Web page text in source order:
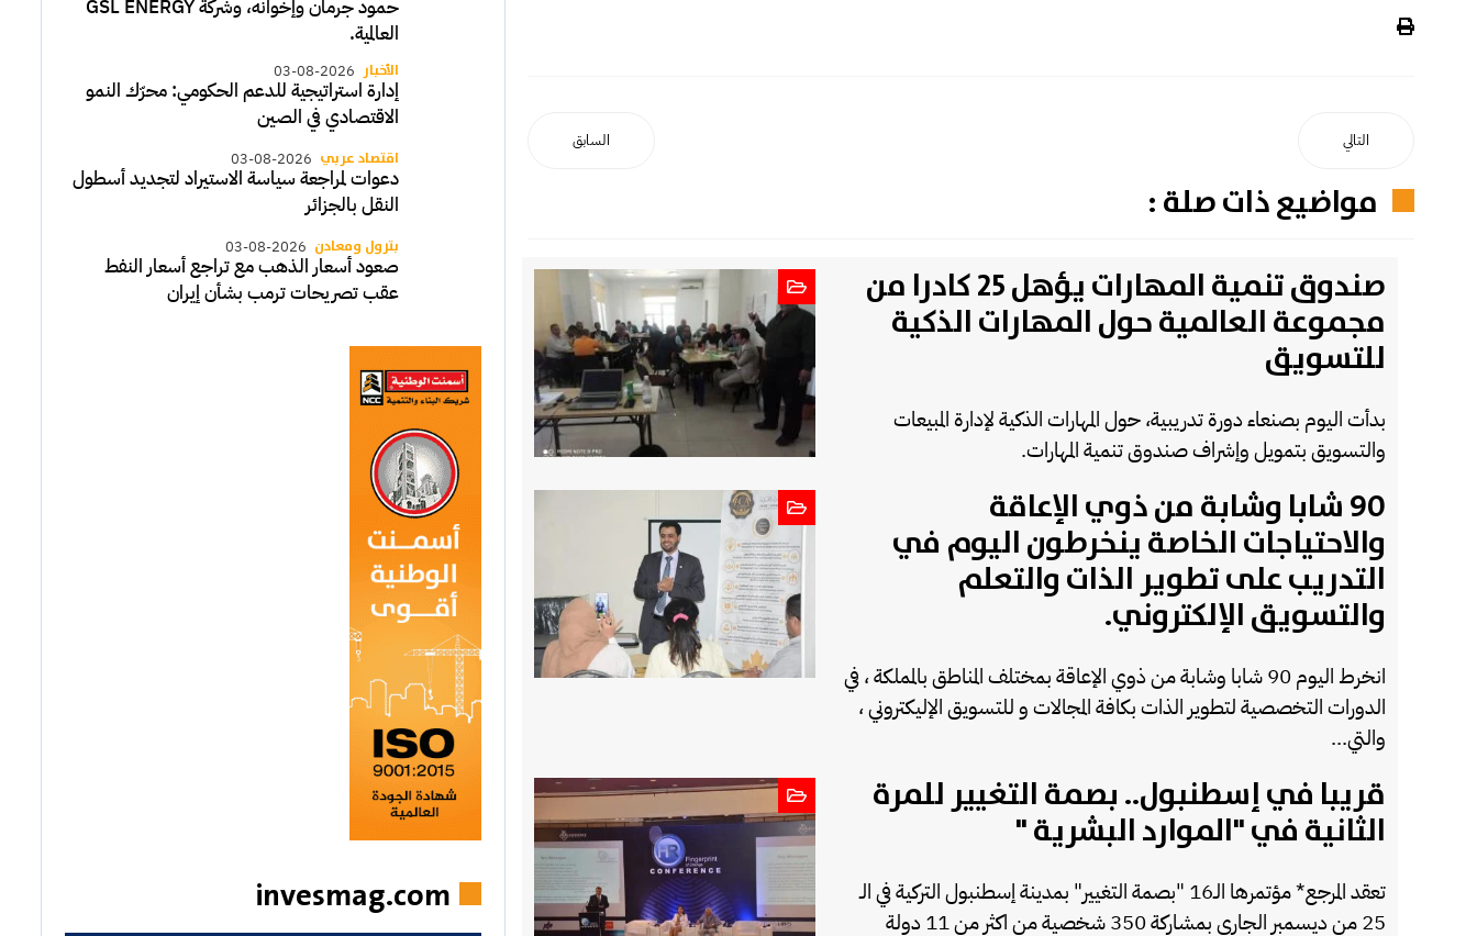
السابق التالي
مواضيع ذات صلة :
صندوق تنمية المهارات يؤهل 25 كادرا من
مجموعة العالمية حول المهارات الذكية
للتسويق
بدأت اليوم بصنعاء دورة تدريبية، حول المهارات الذكية لإدارة المبيعات
والتسويق بتمويل وإشراف صندوق تنمية المهارات.
90 شابا وشابة من ذوي الإعاقة
والاحتياجات الخاصة ينخرطون اليوم في
التدريب على تطوير الذات والتعلم
والتسويق الإلكتروني.
انخرط اليوم 90 شابا وشابة من ذوي الإعاقة بمختلف المناطق بالمملكة ، في
الدورات التخصصية لتطوير الذات بكافة المجالات و للتسويق الإليكتروني ،
والتي...
قريبا في إسطنبول.. بصمة التغيير للمرة
الثانية في "الموارد البشرية "
تعقد المرجع* مؤتمرها الـ16 "بصمة التغيير" بمدينة إسطنبول التركية في الـ
25 من ديسمبر الجاري بمشاركة 350 شخصية من اكثر من 11 دولة
حمود جرمان وإخوانه، وشركة GSL ENERGY
العالمية.
الأخبار 03-08-2026
إدارة استراتيجية للدعم الحكومي: محرّك النمو
الاقتصادي في الصين
اقتصاد عربي 03-08-2026
دعوات لمراجعة سياسة الاستيراد لتجديد أسطول
النقل بالجزائر
بترول ومعادن 03-08-2026
صعود أسعار الذهب مع تراجع أسعار النفط
عقب تصريحات ترمب بشأن إيران
invesmag.com